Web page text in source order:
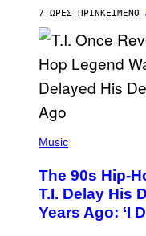
R
E
E
A
7 ΏΡΕΣ ΠΡΙΝΚΕΊΜΕΝΟ
P
T
O
B
Y
Music
The 90s Hip-
T.I. Delay His
Years Ago: ‘I